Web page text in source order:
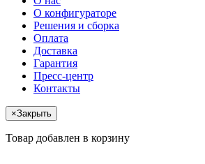
О конфигураторе
Решения и сборка
Оплата
Доставка
Гарантия
Пресс-центр
Контакты
×Закрыть
Товар добавлен в корзину